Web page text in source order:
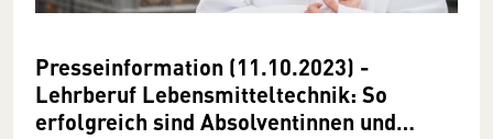
Presseinformation (11.10.2023) -
Lehrberuf Lebensmitteltechnik: So
erfolgreich sind Absolventinnen und